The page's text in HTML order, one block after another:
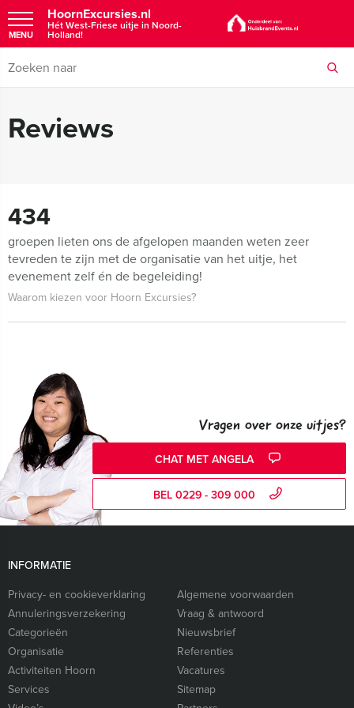
HoornExcursies.nl
Hét West-Friese uitje in Noord-
Holland!
MENU
Reviews
434
groepen lieten ons de afgelopen maanden weten zeer
tevreden te zijn met de organisatie van het uitje, het
evenement zelf én de begeleiding!
Waarom kiezen voor Hoorn Excursies?
Vragen over onze uitjes?
CHAT MET ANGELA
BEL 0229 - 309 000
INFORMATIE
Privacy- en cookieverklaring
Algemene voorwaarden
Annuleringsverzekering
Vraag & antwoord
Categorieën
Nieuwsbrief
Organisatie
Referenties
Activiteiten Hoorn
Vacatures
Services
Sitemap